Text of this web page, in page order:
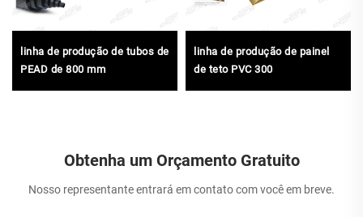
linha de produção de tubos de
PEAD de 800 mm
linha de produção de painel
de teto PVC 300
Obtenha um Orçamento Gratuito
Nosso representante entrará em contato com você em breve.